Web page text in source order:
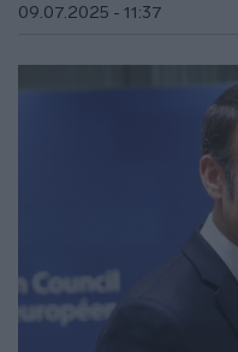
09.07.2025 - 11:37